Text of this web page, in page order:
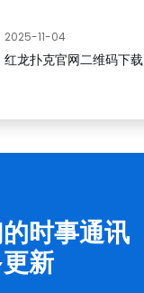
2025-11-04
红龙扑克官网二维码下载
时事通讯
新